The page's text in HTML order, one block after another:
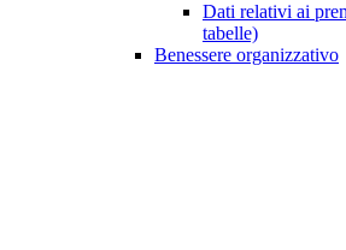
Dati relativi ai
tabelle)
Benessere organizzativo